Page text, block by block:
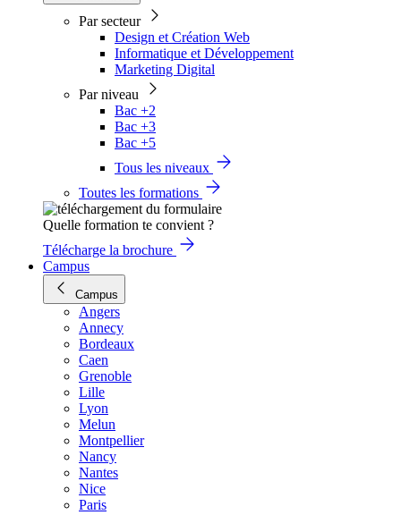
Par secteur
Design et Création Web
Informatique et Développement
Marketing Digital
Par niveau
Bac +2
Bac +3
Bac +5
Tous les niveaux
Toutes les formations
Quelle formation te convient ?
Télécharge la brochure
Campus
Campus
Angers
Annecy
Bordeaux
Caen
Grenoble
Lille
Lyon
Melun
Montpellier
Nancy
Nantes
Nice
Paris